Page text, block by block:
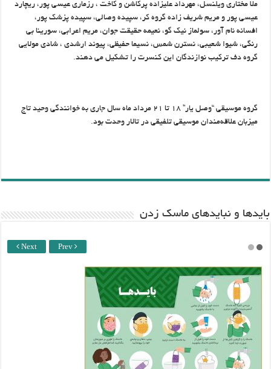
ملا مختاری ویلنسل، مهرداد علیزاده پرکاشن و کاخت ، رزماری عیسی پور، ریچارد
عیسی پور و مریم شریف زاده گروه کر، سپیده وصالی، سپیده پزشک پور،
افسانه نام آور، سولماز نیک گو، نعیمه حقیقت جوان، مریم اعرابی، سورینا بی
رنگی، شیوا شعیبی، نسترن شمس، نسیما حفیظی، پیوند ارشدی ، شادی مولایی
گروه دف ترکیب نوازندگان این کنسرت را تشکیل می دهند.
گروه موسیقی “وصل یار” ۱۸ تا ۲۱ مرداد ماه سال جاری به خوانندگی وحید تاج
میزبان علاقه‌مندان موسیقی تلفیقی در تالار وحدت بود.
باید‌ها و نبایدهای ماسک زدن
Next Prev